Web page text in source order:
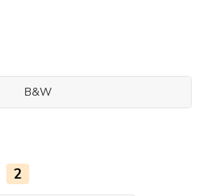
B&W
2